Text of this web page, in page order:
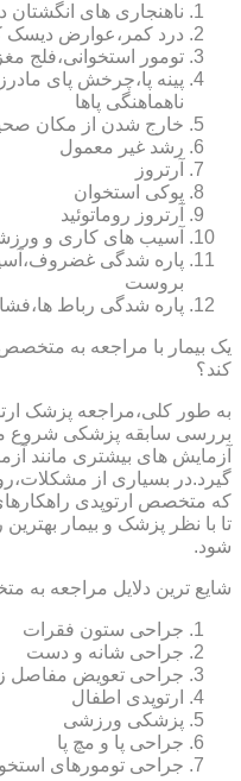
ناهنجاری های انگشتان
درد کمر،عوارض دیسک
تومور استخوانی،فلج
پینه پا،چرخش پای
ناهماهنگی پاها
خارج شدن از مکان
رشد غیر معمول
آرتروز
پوکی استخوان
آرتروز روماتوئید
آسیب های کاری و
پاره شدگی
بروست
پاره شدگی رباط
یک بیمار با مراجعه به
کند؟
به طور کلی،مراجعه پزشک
بررسی سابقه پزشکی شروع
آزمایش های بیشتری مانند
گیرد.در بسیاری از
که متخصص ارتوپدی
تا با نظر پزشک و بیمار
شود.
شایع ترین دلایل مراجعه به
جراحی ستون فقرات
جراحی شانه و دست
جراحی تعویض مفاصل
ارتوپدی اطفال
پزشکی ورزشی
جراحی پا و مچ پا
جراحی تومورهای